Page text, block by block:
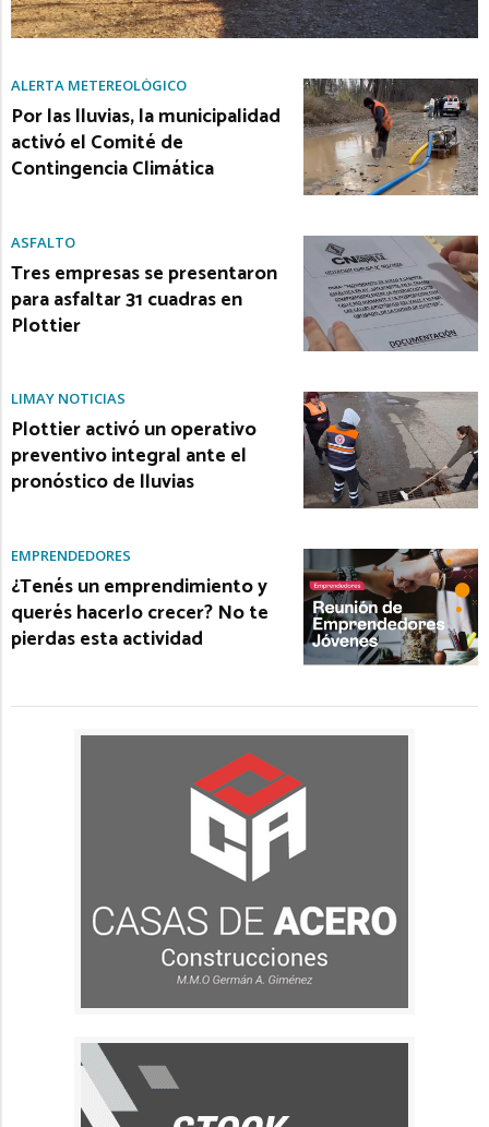
ALERTA METEREOLÓGICO
Por las lluvias, la municipalidad
activó el Comité de
Contingencia Climática
ASFALTO
Tres empresas se presentaron
para asfaltar 31 cuadras en
Plottier
LIMAY NOTICIAS
Plottier activó un operativo
preventivo integral ante el
pronóstico de lluvias
EMPRENDEDORES
¿Tenés un emprendimiento y
querés hacerlo crecer? No te
pierdas esta actividad